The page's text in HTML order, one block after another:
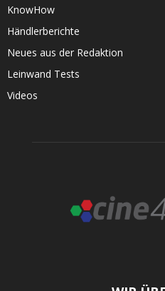
KnowHow
Händlerberichte
Neues aus der Redaktion
Leinwand Tests
Videos